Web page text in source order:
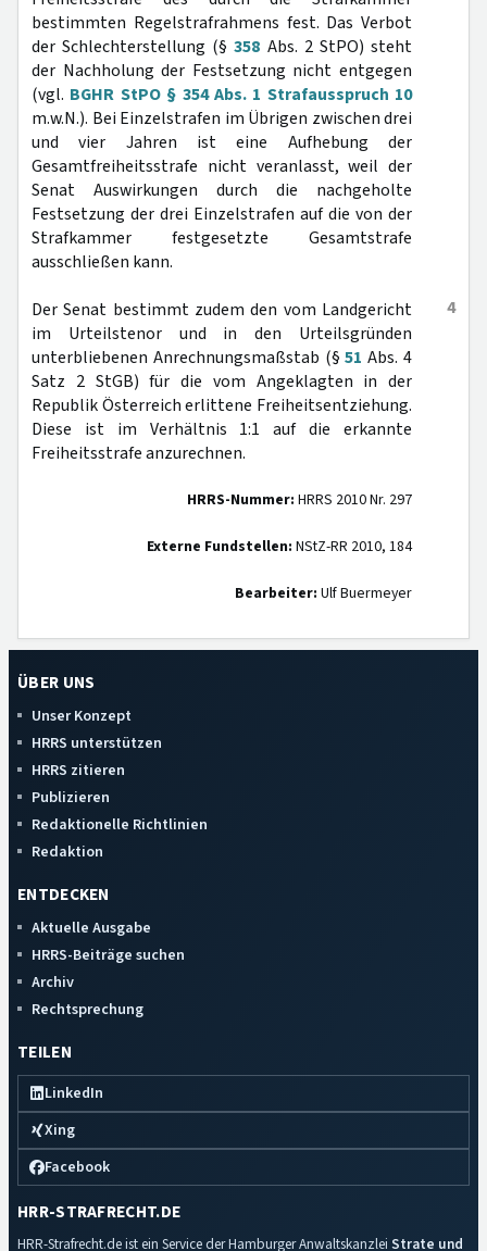
bestimmten Regelstrafrahmens fest. Das Verbot
der Schlechterstellung (§358 Abs. 2 StPO) steht
der Nachholung der Festsetzung nicht entgegen
(vgl. BGHR StPO § 354 Abs. 1 Strafausspruch 10
m.w.N.). Bei Einzelstrafen im Übrigen zwischen drei
und vier Jahren ist eine Aufhebung der
Gesamtfreiheitsstrafe nicht veranlasst, weil der
Senat Auswirkungen durch die nachgeholte
Festsetzung der drei Einzelstrafen auf die von der
Strafkammer festgesetzte Gesamtstrafe
ausschließen kann.
4
Der Senat bestimmt zudem den vom Landgericht
im Urteilstenor und in den Urteilsgründen
unterbliebenen Anrechnungsmaßstab (§51 Abs. 4
Satz 2 StGB) für die vom Angeklagten in der
Republik Österreich erlittene Freiheitsentziehung.
Diese ist im Verhältnis 1:1 auf die erkannte
Freiheitsstrafe anzurechnen.
HRRS-Nummer: HRRS 2010 Nr. 297
Externe Fundstellen: NStZ-RR 2010, 184
Bearbeiter: Ulf Buermeyer
ÜBER UNS
Unser Konzept
HRRS unterstützen
HRRS zitieren
Publizieren
Redaktionelle Richtlinien
Redaktion
ENTDECKEN
Aktuelle Ausgabe
HRRS-Beiträge suchen
Archiv
Rechtsprechung
TEILEN
LinkedIn
Xing
Facebook
HRR-STRAFRECHT.DE
HRR-Strafrecht.de ist ein Service der Hamburger Anwaltskanzlei Strate und